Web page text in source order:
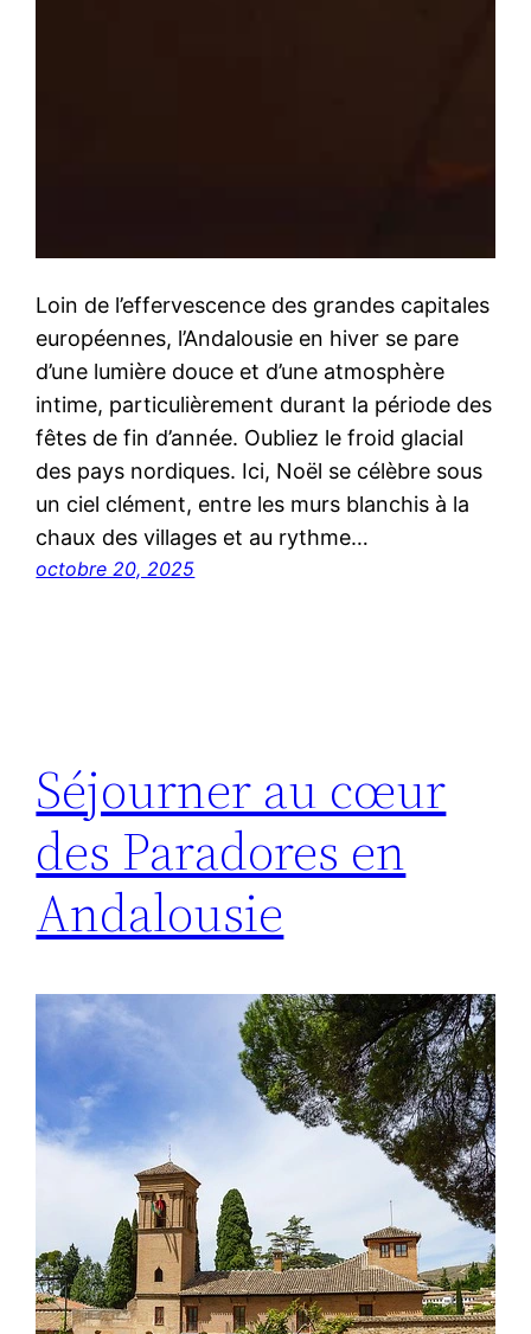
Loin de l’effervescence des grandes capitales
européennes, l’Andalousie en hiver se pare
d’une lumière douce et d’une atmosphère
intime, particulièrement durant la période des
fêtes de fin d’année. Oubliez le froid glacial
des pays nordiques. Ici, Noël se célèbre sous
un ciel clément, entre les murs blanchis à la
chaux des villages et au rythme…
octobre 20, 2025
Séjourner au cœur
des Paradores en
Andalousie